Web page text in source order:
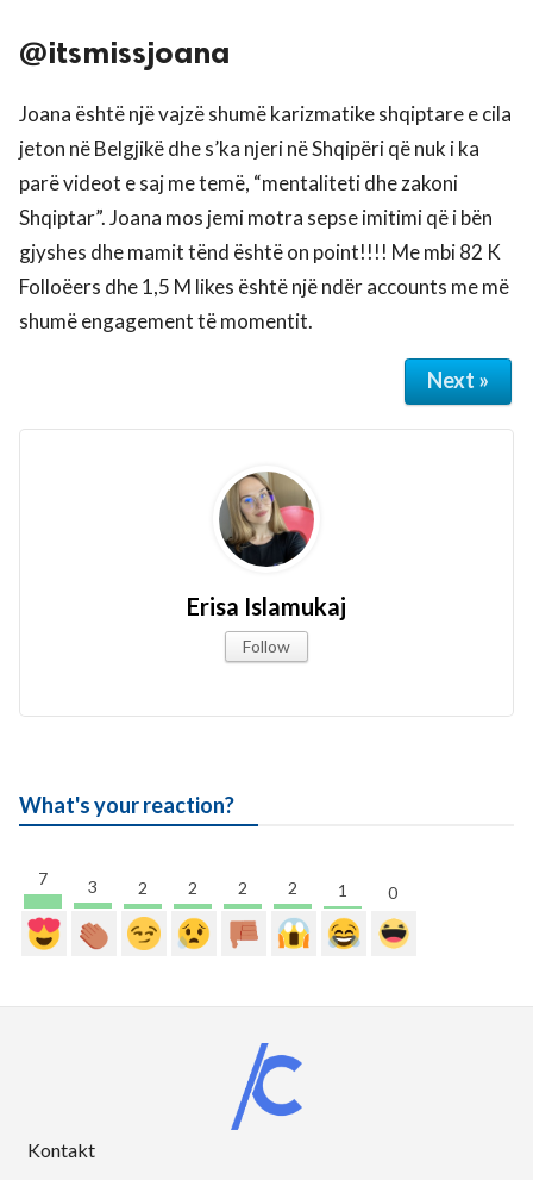
@itsmissjoana
Joana është një vajzë shumë karizmatike shqiptare e cila
jeton në Belgjikë dhe s’ka njeri në Shqipëri që nuk i ka
parë videot e saj me temë, “mentaliteti dhe zakoni
Shqiptar”. Joana mos jemi motra sepse imitimi që i bën
gjyshes dhe mamit tënd është on point!!!! Me mbi 82 K
Folloëers dhe 1,5 M likes është një ndër accounts me më
shumë engagement të momentit.
Next »
Erisa Islamukaj
Follow
What's your reaction?
7 3 2 2 2 2 1 0
Kontakt